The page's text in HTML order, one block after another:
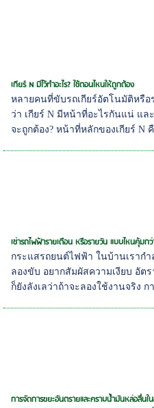
เกียร์ N มีไว้ทำอะไร? ใช้ตอนไหนให้ถูกต้อง
หลายคนที่ขับรถเกียร์อัตโนมัติหรือ
ว่า เกียร์ N มีหน้าที่อะไรกันแน่ แ
จะถูกต้อง? หน้าที่หลักของเกียร์ N
เช่ารถไฟฟ้ารายเดือน หรือรายวัน แบบไหนคุ้มกว่
กระแสรถยนต์ไฟฟ้า ในบ้านเราก
ลองขับ อยากสัมผัสความเงียบ อัต
ก็ยังลังเลว่าถ้าจะลองใช้งานจริง
การจัดการขยะอันตรายและคราบน้ำมันหล่อลื่นใ